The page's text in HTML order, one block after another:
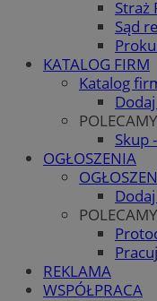
Straż
Sąd
KATALOG FIRM
Katalog
POLECAMY
Skup
OGŁOSZENIA
POLECAMY
REKLAMA
WSPÓŁPRACA